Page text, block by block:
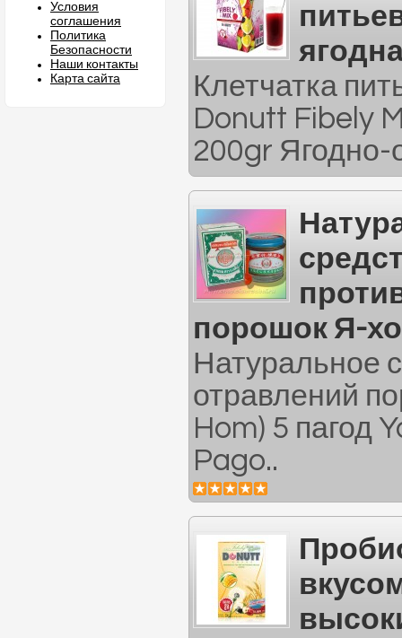
Условия
соглашения
Политика
Безопасности
Наши контакты
Карта сайта
Клетчатка
Donutt Fibely
200gr Ягодно-
порошок Я-
Натуральное
отравлений
Hom) 5 пагод
Pago..